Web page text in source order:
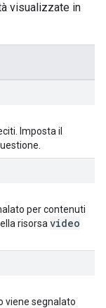
visualizzate in
Imposta il
per contenuti
risorsa video
viene segnalato